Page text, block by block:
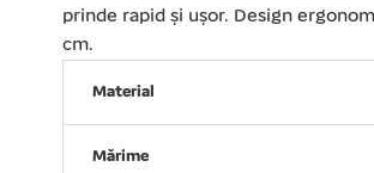
prinde rapid și ușor. Design
cm.
Material
Mărime